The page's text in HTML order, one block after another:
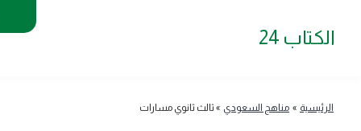
الكتاب 24
الرئيسية » مناهج السعودي » ثالث ثانوي مسارات